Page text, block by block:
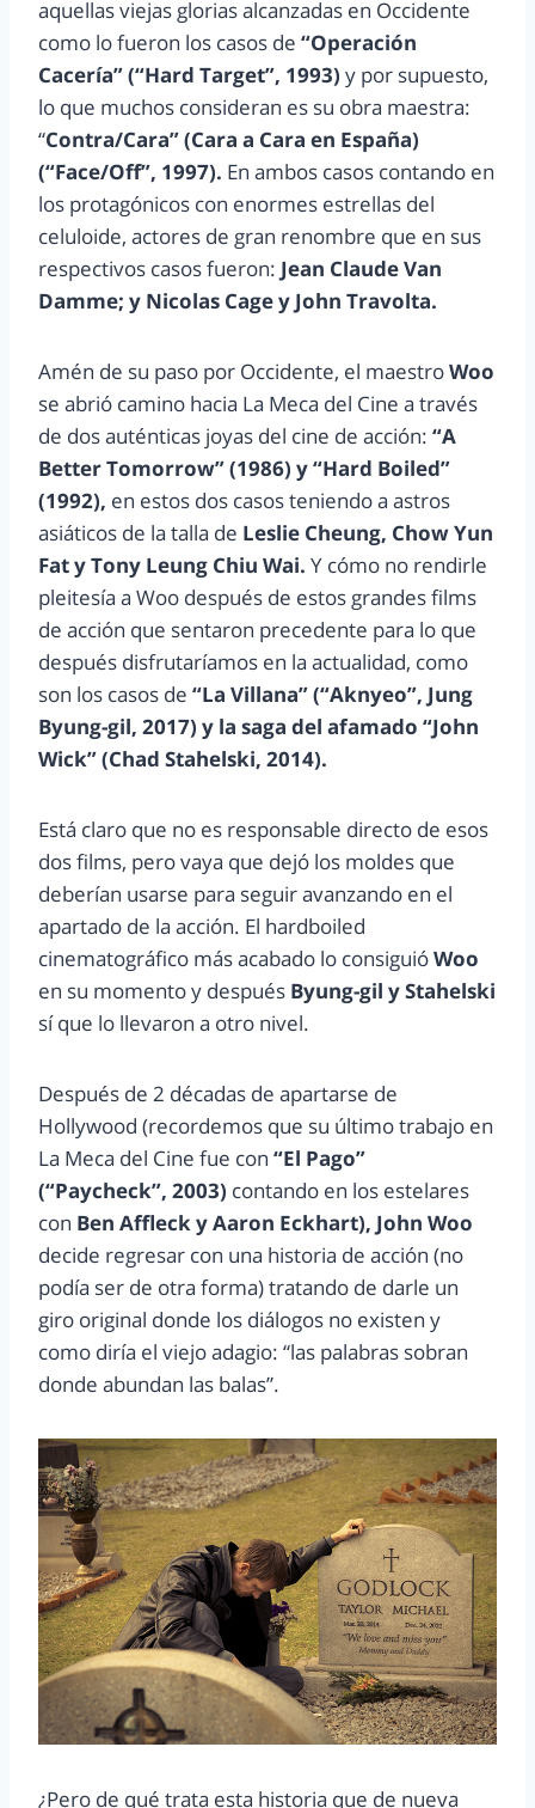
aquellas viejas glorias alcanzadas en Occidente
como lo fueron los casos de “Operación
Cacería” (“Hard Target”, 1993) y por supuesto,
lo que muchos consideran es su obra maestra:
“Contra/Cara” (Cara a Cara en España)
(“Face/Off”, 1997). En ambos casos contando en
los protagónicos con enormes estrellas del
celuloide, actores de gran renombre que en sus
respectivos casos fueron: Jean Claude Van
Damme; y Nicolas Cage y John Travolta.
Amén de su paso por Occidente, el maestroWoo
se abrió camino hacia La Meca del Cine a través
de dos auténticas joyas del cine de acción: “A
Better Tomorrow” (1986) y “Hard Boiled”
(1992), en estos dos casos teniendo a astros
asiáticos de la talla de Leslie Cheung, Chow Yun
Fat y Tony Leung Chiu Wai. Y cómo no rendirle
pleitesía a Woo después de estos grandes films
de acción que sentaron precedente para lo que
después disfrutaríamos en la actualidad, como
son los casos de “La Villana” (“Aknyeo”, Jung
Byung-gil, 2017) y la saga del afamado “John
Wick” (Chad Stahelski, 2014).
Está claro que no es responsable directo de esos
dos films, pero vaya que dejó los moldes que
deberían usarse para seguir avanzando en el
apartado de la acción. El hardboiled
cinematográfico más acabado lo consiguióWoo
en su momento y después Byung-gil y Stahelski
sí que lo llevaron a otro nivel.
Después de 2 décadas de apartarse de
Hollywood (recordemos que su último trabajo en
La Meca del Cine fue con “El Pago”
(“Paycheck”, 2003) contando en los estelares
con Ben Affleck y Aaron Eckhart), John Woo
decide regresar con una historia de acción (no
podía ser de otra forma) tratando de darle un
giro original donde los diálogos no existen y
como diría el viejo adagio: “las palabras sobran
donde abundan las balas”.
¿Pero de qué trata esta historia que de nueva